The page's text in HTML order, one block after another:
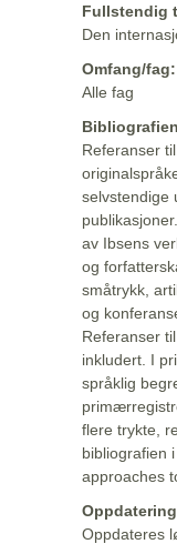
Fullstendig
Den
Omfang/fag:
Alle fag
Referanser
selvstendige
av Ibsens
og
småtrykk,
og
Referanser
inkludert. I
språklig
flere trykte,
bibliografien
approaches
Oppdateres